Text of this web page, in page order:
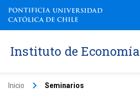
Instituto de Economía
Inicio keyboard_arrow_right Seminarios